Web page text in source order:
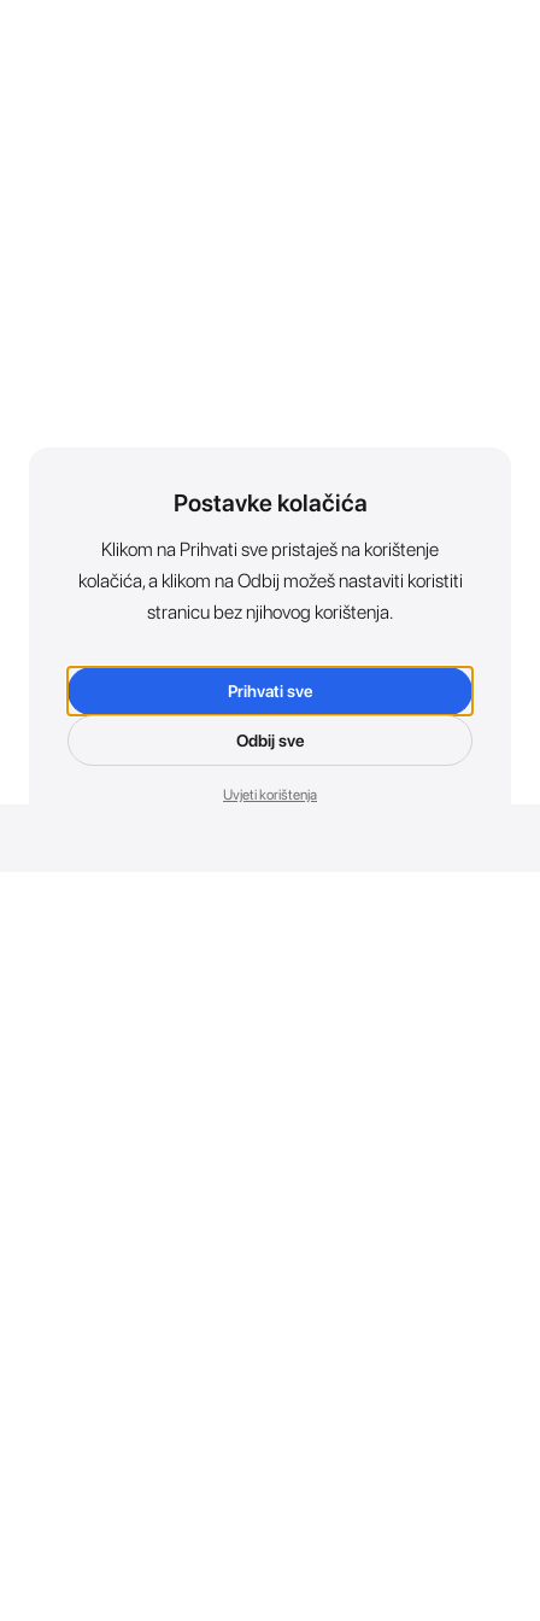
Postavke kolačića
Klikom na Prihvati sve pristaješ na korištenje
kolačića, a klikom na Odbij možeš nastaviti koristiti
stranicu bez njihovog korištenja.
Prihvati sve
Odbij sve
Uvjeti korištenja